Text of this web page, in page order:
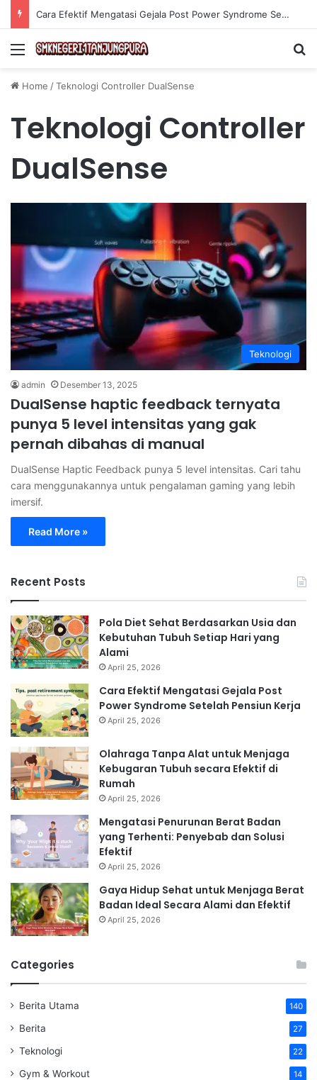
Cara Efektif Mengatasi Gejala Post Power Syndrome Setelah Pensiun Kerja
Menu
Home /Teknologi Controller DualSense
Teknologi Controller
DualSense
Teknologi
admin Desember 13, 2025
DualSense haptic feedback ternyata
punya 5 level intensitas yang gak
pernah dibahas di manual
DualSense Haptic Feedback punya 5 level intensitas. Cari tahu
cara menggunakannya untuk pengalaman gaming yang lebih
imersif.
Read More »
Recent Posts
Pola Diet Sehat Berdasarkan Usia dan
Kebutuhan Tubuh Setiap Hari yang
Alami
April 25, 2026
Cara Efektif Mengatasi Gejala Post
Power Syndrome Setelah Pensiun Kerja
April 25, 2026
Olahraga Tanpa Alat untuk Menjaga
Kebugaran Tubuh secara Efektif di
Rumah
April 25, 2026
Mengatasi Penurunan Berat Badan
yang Terhenti: Penyebab dan Solusi
Efektif
April 25, 2026
Gaya Hidup Sehat untuk Menjaga Berat
Badan Ideal Secara Alami dan Efektif
April 25, 2026
Categories
Berita Utama 140
Berita 27
Teknologi 22
Gym & Workout 14